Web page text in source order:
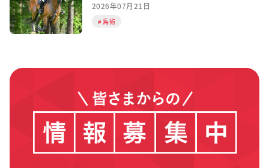
2026年07月21日
馬術